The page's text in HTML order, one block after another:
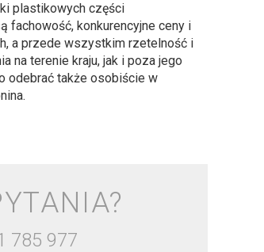
plastikowych części
fachowość, konkurencyjne ceny i
a przede wszystkim rzetelność i
na terenie kraju, jak i poza jego
odebrać także osobiście w
785 977